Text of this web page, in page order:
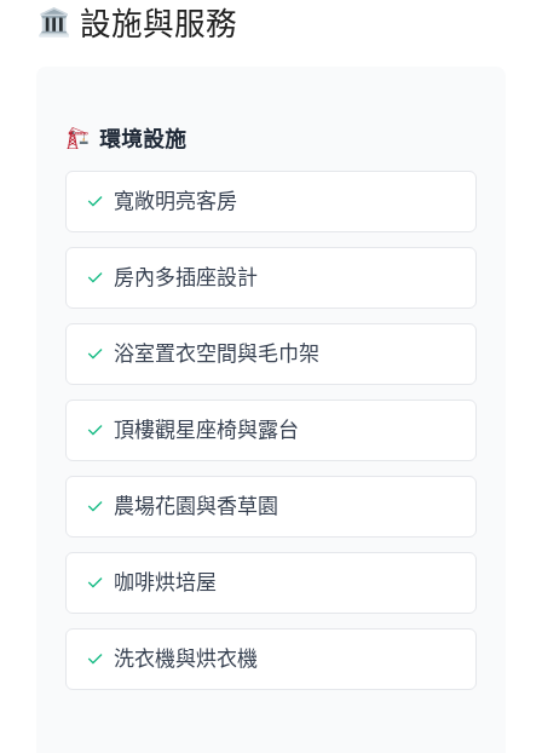
設施與服務
環境設施
✓ 寬敞明亮客房
✓ 房內多插座設計
✓ 浴室置衣空間與毛巾架
✓ 頂樓觀星座椅與露台
✓ 農場花園與香草園
✓ 咖啡烘培屋
✓ 洗衣機與烘衣機